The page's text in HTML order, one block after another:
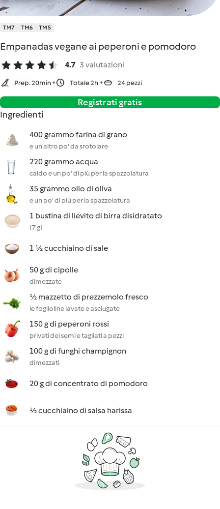
TM7 TM6 TM5
Empanadas vegane ai peperoni e pomodoro
4.7 3 valutazioni
Prep. 20min Totale 2h 24 pezzi
Registrati gratis
Ingredienti
400 grammo farina di grano
e un altro po' da srotolare
220 grammo acqua
caldo e un po' di più per la spazzolatura
35 grammo olio di oliva
e un po' di più per la spazzolatura
1 bustina di lievito di birra disidratato
(7 g)
1 ½ cucchiaino di sale
50 g di cipolle
dimezzate
½ mazzetto di prezzemolo fresco
le foglioline lavate e asciugate
150 g di peperoni rossi
privati dei semi e tagliati a pezzi
100 g di funghi champignon
dimezzati
20 g di concentrato di pomodoro
½ cucchiaino di salsa harissa